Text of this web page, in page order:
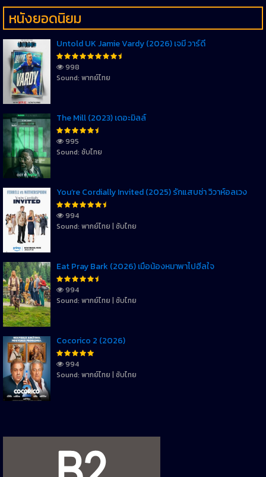
หนังยอดนิยม
Untold UK Jamie Vardy (2026) เจมี่ วาร์ดี้
998
Sound: พากย์ไทย
The Mill (2023) เดอะมิลล์
995
Sound: ซับไทย
You’re Cordially Invited (2025) รักแสบซ่า วิวาห์อลเวง
994
Sound: พากย์ไทย | ซับไทย
Eat Pray Bark (2026) เมื่อน้องหมาพาไปฮีลใจ
994
Sound: พากย์ไทย | ซับไทย
Cocorico 2 (2026)
994
Sound: พากย์ไทย | ซับไทย